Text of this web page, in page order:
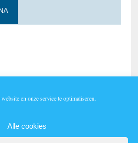
en onze service te optimaliseren.
Alle cookies